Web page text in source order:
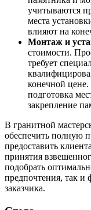
учитываются
места
влияют на
Монтаж и
стоимости.
требует
конечной цене.
подготовка
закрепление
В гранитной
обеспечить полную
предоставить
принятия
подобрать
предпочтения, так и
заказчика.